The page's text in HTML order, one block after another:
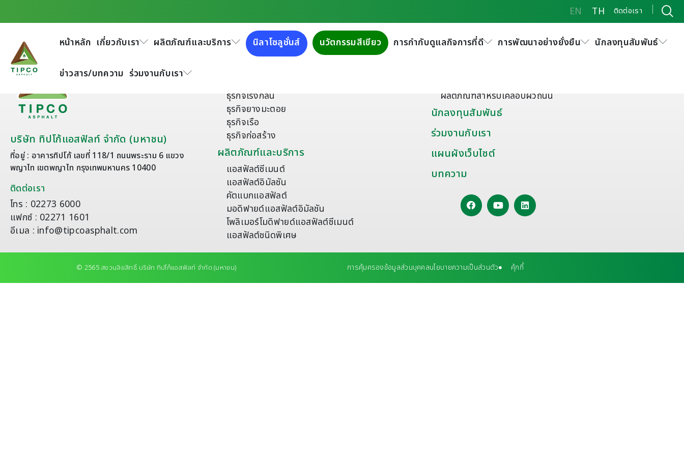
EN TH ติดต่อเรา
หน้าหลัก เกี่ยวกับเรา ผลิตภัณฑ์และบริการ นิลาโซลูชั่นส์ นวัตกรรมสีเขียว การกำกับดูแลกิจการที่ดี การพัฒนาอย่างยั่งยืน นักลงทุนสัมพันธ์
ข่าวสาร/บทความ ร่วมงานกับเรา
บริษัท ทิปโก้แอสฟัลท์ จำกัด (มหาชน)
ที่อยู่ : อาคารทิปโก้ เลขที่ 118/1 ถนนพระราม 6 แขวง
พญาไท เขตพญาไท กรุงเทพมหานคร 10400
ติดต่อเรา
โทร : 02273 6000
แฟกซ์ : 02271 1601
อีเมล : info@tipcoasphalt.com
เกี่ยวกับเรา
ธุรกิจโรงกลั่น
ธุรกิจยางมะตอย
ธุรกิจเรือ
ธุรกิจก่อสร้าง
ผลิตภัณฑ์และบริการ
แอสฟัลต์ซีเมนต์
แอสฟัลต์อิมัลชัน
คัตแบกแอสฟัลต์
มอดิฟายด์แอสฟัลต์อิมัลชัน
โพลิเมอร์โมดิฟายด์แอสฟัลต์ซีเมนต์
แอสฟัลต์ชนิดพิเศษ
ผลิตภัณฑ์พิเศษและอื่นๆ
ผลิตภัณฑ์สำหรับเคลือบผิวถนน
นักลงทุนสัมพันธ์
ร่วมงานกับเรา
แผนผังเว็บไซต์
บทความ
© 2565 สงวนลิขสิทธิ์ บริษัท ทิปโก้แอสฟัลท์ จำกัด (มหาชน) การคุ้มครองข้อมูลส่วนบุคคลนโยบายความเป็นส่วนตัว คุ้กกี้